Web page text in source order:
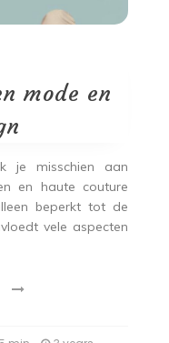
mode en
je misschien aan
en haute couture
beperkt tot de
vele aspecten